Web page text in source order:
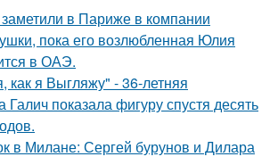
в Париже в компании
пока его возлюбленная Юлия
в ОАЭ.
как я Выгляжу" - 36-летняя
показала фигуру спустя десять
в Милане: Сергей бурунов и Дилара